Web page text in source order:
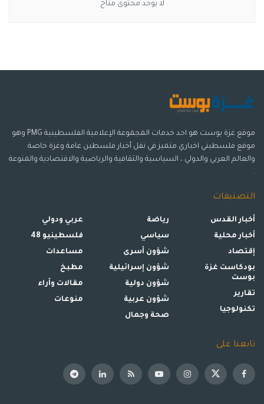
لا يوجد محتوى متاح
موقع غزة بوست هو احد خدمات المجموعة الإعلامية الفلسطينية PMG وهو
موقع فلسطيني اخباري متميز في نقل أخبار فلسطين عامة وغزة خاصة
والعالم العربي والدولي ، السياسية والثقافية والرياضية والاقتصادية والمنوعة
.
التصنيفات
أخبار القدس
أخبار محلية
إقتصاد
بودكاست غزة
بوست
تقارير
تكنولوجيا
رياضة
سياسي
شؤون أسرى
شؤون إسرائيلية
شؤون دولية
شؤون عربية
صحة وجمال
عربي ودولي
فلسطينيو 48
مساعدات
مطبخ
مقالات وأراء
منوعات
تابعنا على